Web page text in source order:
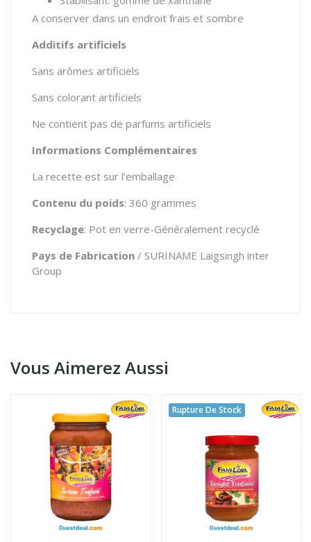
A conserver dans un endroit frais et sombre
Additifs artificiels
Sans arômes artificiels
Sans colorant artificiels
Ne contient pas de parfums artificiels
Informations Complémentaires
La recette est sur l’emballage
Contenu du poids: 360 grammes
Recyclage: Pot en verre-Généralement recyclé
Pays de Fabrication / SURINAME Laigsingh inter
Group
Vous Aimerez Aussi
Rupture De Stock